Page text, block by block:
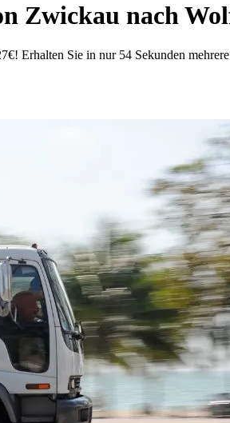
Zwickau nach
Erhalten Sie in nur 54 Sekunden